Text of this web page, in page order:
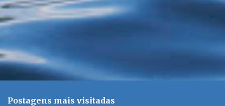
o
s
Postagens mais visitadas